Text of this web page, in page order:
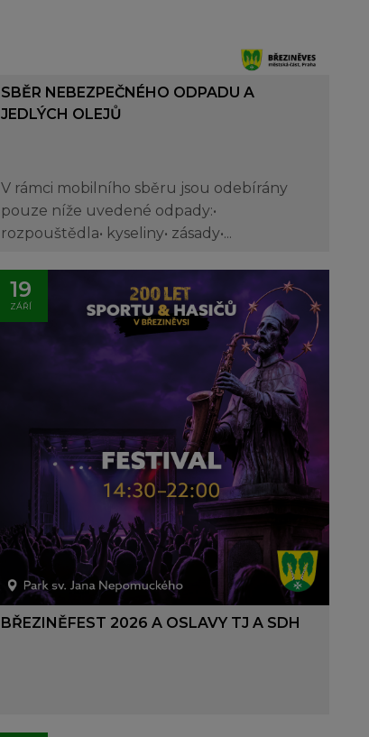
SBĚR NEBEZPEČNÉHO ODPADU A
JEDLÝCH OLEJŮ
V rámci mobilního sběru jsou odebírány
pouze níže uvedené odpady:•
rozpouštědla• kyseliny• zásady•...
19
ZÁŘÍ
BŘEZINĚFEST 2026 A OSLAVY TJ A SDH